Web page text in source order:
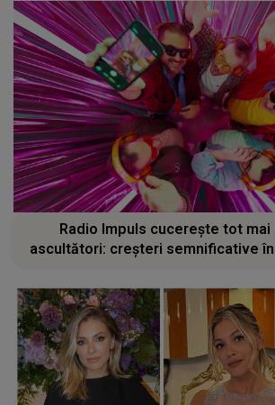
Radio Impuls cucerește tot mai
ascultători: creșteri semnificative